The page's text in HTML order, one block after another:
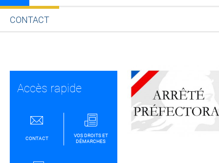
CONTACT
Accès rapide
CONTACT
VOS DROITS ET
DÉMARCHES